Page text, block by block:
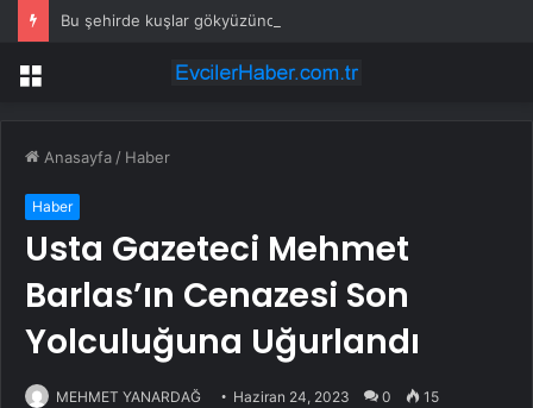
Bu şehirde kuşlar gökyüzünden patır patır düşüyor
Menü
Anasayfa / Haber
Haber
Usta Gazeteci Mehmet
Barlas’ın Cenazesi Son
Yolculuğuna Uğurlandı
MEHMET YANARDAĞ Haziran 24, 2023 0 15